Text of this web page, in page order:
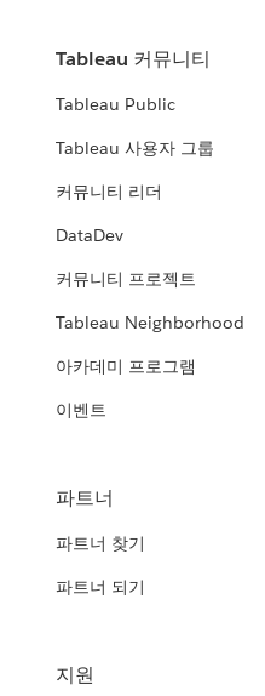
Tableau 커뮤니티
Tableau Public
Tableau 사용자 그룹
커뮤니티 리더
DataDev
커뮤니티 프로젝트
Tableau Neighborhood
아카데미 프로그램
이벤트
파트너
파트너 찾기
파트너 되기
지원